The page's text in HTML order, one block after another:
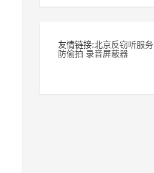
友情链接:北京反窃听服务
防偷拍 录音屏蔽器